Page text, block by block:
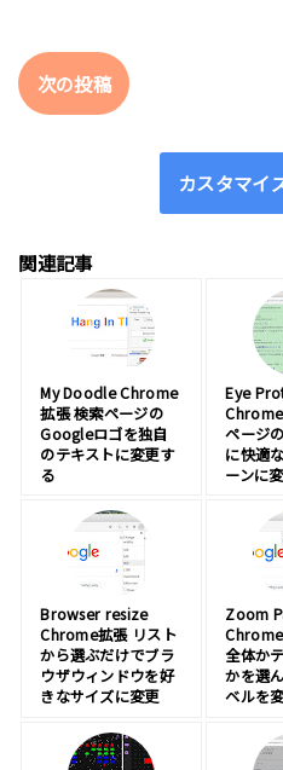
次の投稿
カスタマイ
関連記事
My Doodle Chrome
拡張 検索ページの
Googleロゴを独自
のテキストに変更す
る
Eye
ページ
に快適
ーンに
Browser resize
Chrome拡張 リスト
から選ぶだけでブラ
ウザウィンドウを好
きなサイズに変更
Zoom
全体か
かを選
ベルを